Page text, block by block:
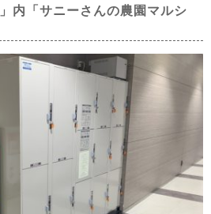
内「サニーさんの農園マルシ